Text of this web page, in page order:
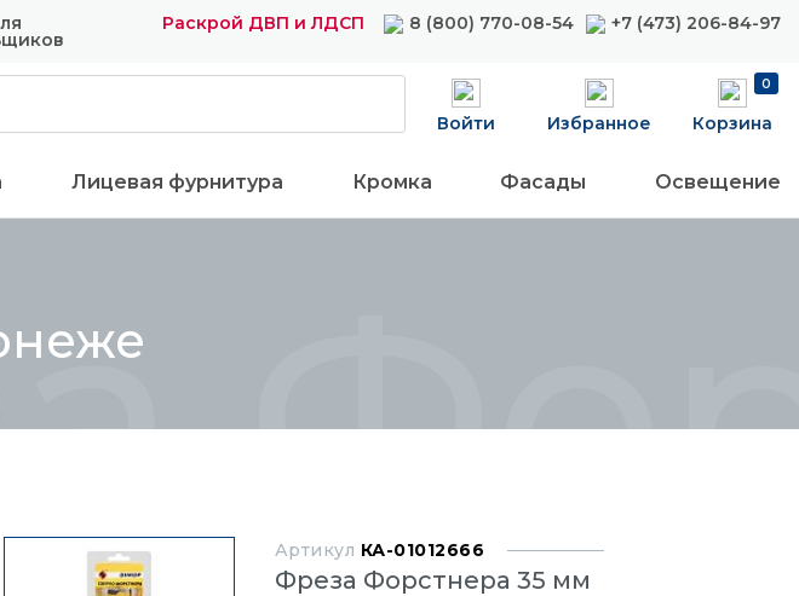
Раскрой ДВП и ЛДСП 8 (800) 770-08-54 +7 (473) 206-84-97
Войти Избранное
0
Корзина
Лицевая фурнитура Кромка Фасады Освещение
Артикул КА-01012666
Фреза Форстнера 35 мм